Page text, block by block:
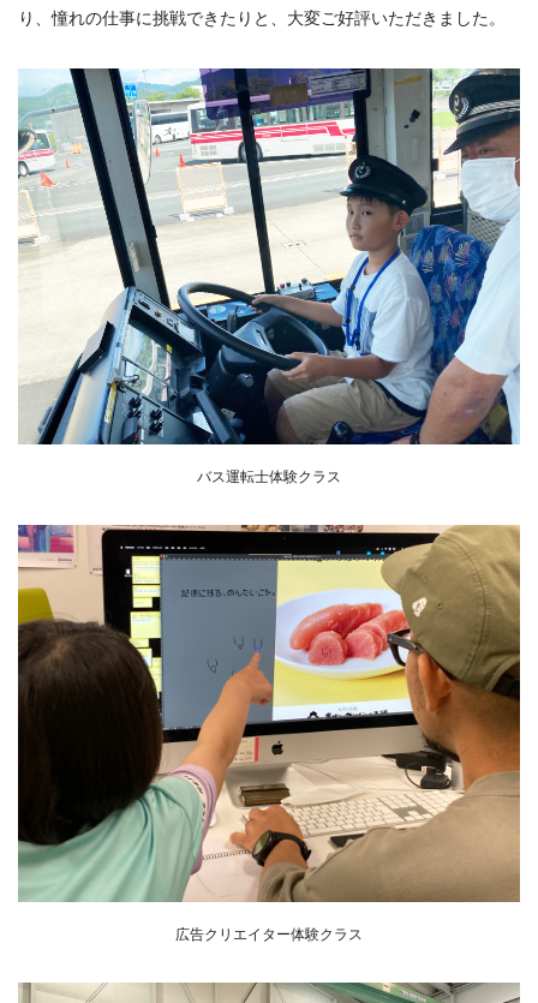
り、憧れの仕事に挑戦できたりと、大変ご好評いただきました。
バス運転士体験クラス
広告クリエイター体験クラス